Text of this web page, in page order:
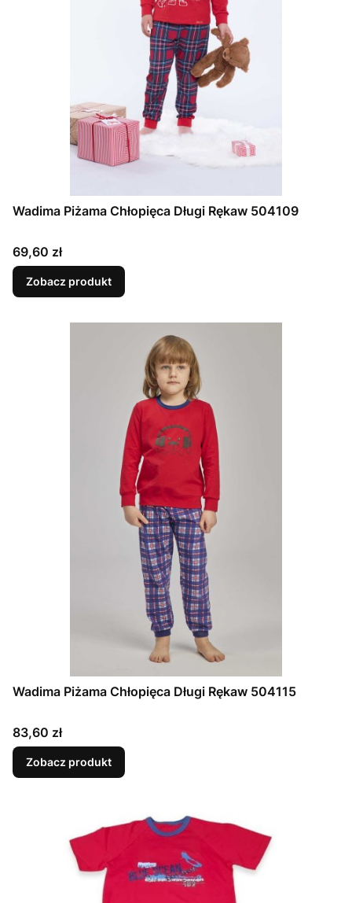
Wadima Piżama Chłopięca Długi Rękaw 504109
Cena
69,60 zł
Zobacz produkt
Wadima Piżama Chłopięca Długi Rękaw 504115
Cena
83,60 zł
Zobacz produkt